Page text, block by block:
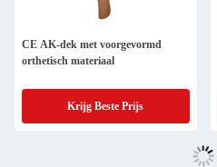
CE AK-dek met voorgevormd
orthetisch materiaal
Krijg Beste Prijs